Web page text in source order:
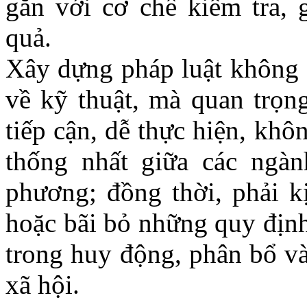
gắn với cơ chế kiểm tra,
quả.
Xây dựng pháp luật
về kỹ thuật, mà quan
tiếp cận, dễ thực hiện,
thống nhất giữa các
phương; đồng thời, phải
hoặc bãi bỏ những quy
trong huy động, phân bổ
xã hội.